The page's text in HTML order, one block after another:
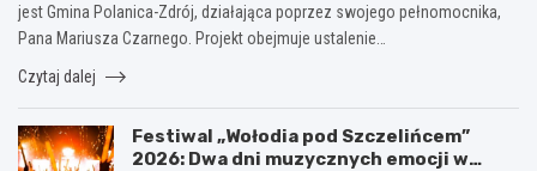
jest Gmina Polanica-Zdrój, działająca poprzez swojego pełnomocnika,
Pana Mariusza Czarnego. Projekt obejmuje ustalenie…
Czytaj dalej
Festiwal „Wołodia pod Szczelińcem”
2026: Dwa dni muzycznych emocji w